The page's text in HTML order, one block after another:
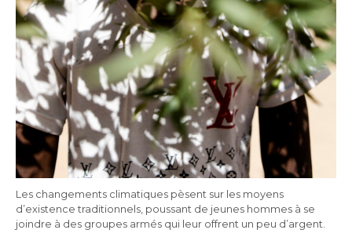
Les changements climatiques pèsent sur les moyens
d’existence traditionnels, poussant de jeunes hommes à se
joindre à des groupes armés qui leur offrent un peu d’argent.